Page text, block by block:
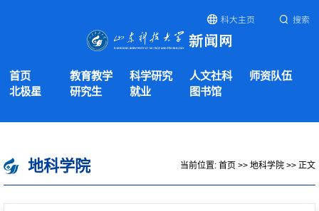
科大主页 搜索
首页 教育教学 科学研究 人文社科
师资队伍
北极星
研究生 就业 图书馆
地科学院 当前位置: 首页 >> 地科学院 >> 正文